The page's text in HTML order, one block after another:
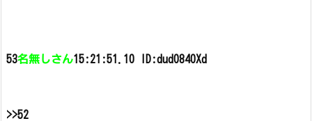
53名無しさん15:21:51.10 ID:dud0840Xd
>>52